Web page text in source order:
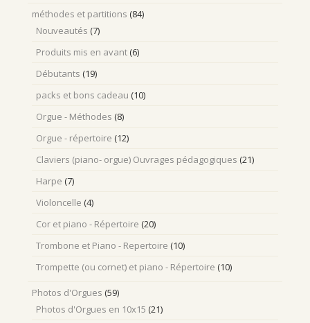
méthodes et partitions (84)
Nouveautés (7)
Produits mis en avant (6)
Débutants (19)
packs et bons cadeau (10)
Orgue - Méthodes (8)
Orgue - répertoire (12)
Claviers (piano- orgue) Ouvrages pédagogiques (21)
Harpe (7)
Violoncelle (4)
Cor et piano - Répertoire (20)
Trombone et Piano - Repertoire (10)
Trompette (ou cornet) et piano - Répertoire (10)
Photos d'Orgues (59)
Photos d'Orgues en 10x15 (21)